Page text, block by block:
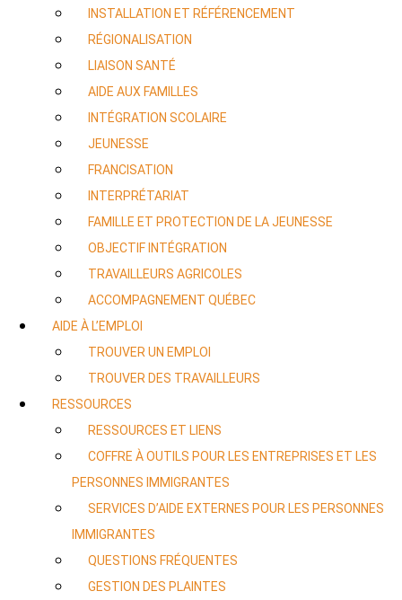
INSTALLATION ET RÉFÉRENCEMENT
RÉGIONALISATION
LIAISON SANTÉ
AIDE AUX FAMILLES
INTÉGRATION SCOLAIRE
JEUNESSE
FRANCISATION
INTERPRÉTARIAT
FAMILLE ET PROTECTION DE LA JEUNESSE
OBJECTIF INTÉGRATION
TRAVAILLEURS AGRICOLES
ACCOMPAGNEMENT QUÉBEC
AIDE À L’EMPLOI
TROUVER UN EMPLOI
TROUVER DES TRAVAILLEURS
RESSOURCES
RESSOURCES ET LIENS
COFFRE À OUTILS POUR LES ENTREPRISES ET LES
PERSONNES IMMIGRANTES
SERVICES D’AIDE EXTERNES POUR LES PERSONNES
IMMIGRANTES
QUESTIONS FRÉQUENTES
GESTION DES PLAINTES